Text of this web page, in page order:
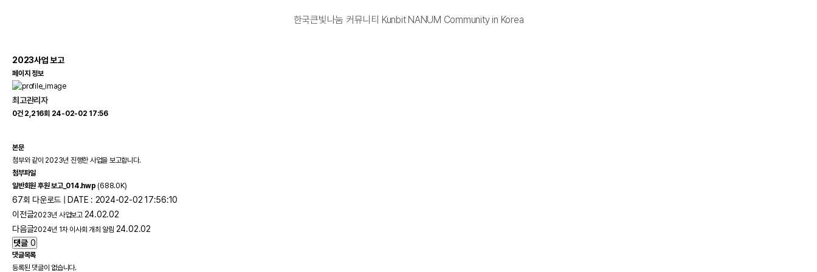
한국큰빛나눔 커뮤니티 Kunbit NANUM Community in Korea
2023사업 보고
페이지 정보
최고관리자
0건 2,216회 24-02-02 17:56
본문
첨부와 같이 2023년 진행한 사업을 보고합니다.
첨부파일
일반회원 후원 보고_014.hwp (688.0K)
67회 다운로드 | DATE : 2024-02-02 17:56:10
이전글2023년 사업보고 24.02.02
다음글2024년 1차 이사회 개최 알림 24.02.02
댓글 0
댓글목록
등록된 댓글이 없습니다.